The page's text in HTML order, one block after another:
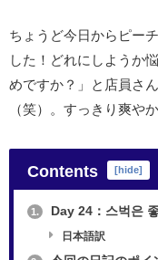
ちょうど今日からピー
した！どれにしようか
めですか？」と店員さ
（笑）。すっきり爽や
Contents hide
1. Day 24：스벅은
日本語訳